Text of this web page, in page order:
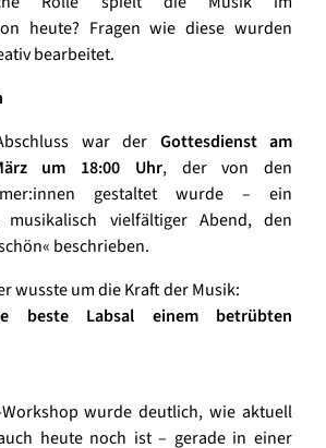
heute? Fragen wie diese wurden
bearbeitet.
war der Gottesdienst am
um 18:00 Uhr, der von den
gestaltet wurde – ein
musikalisch vielfältiger Abend, den
beschrieben.
wusste um die Kraft der Musik:
beste Labsal einem betrübten
wurde deutlich, wie aktuell
heute noch ist – gerade in einer